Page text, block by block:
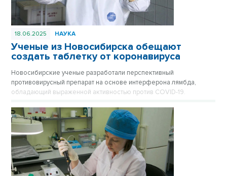
18.06.2025 НАУКА
Ученые из Новосибирска обещают
создать таблетку от коронавируса
Новосибирские ученые разработали перспективный
противовирусный препарат на основе интерферона лямбда,
обладающий выраженной активностью против COVID-19.